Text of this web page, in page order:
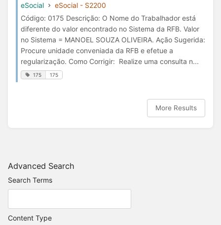
Advanced Search
Search Terms
Content Type
eSocial
eSocial - S2200
Código: 0175 Descrição: O Nome do Trabalhador está
diferente do valor encontrado no Sistema da RFB. Valor
no Sistema = MANOEL SOUZA OLIVEIRA. Ação Sugerida:
Procure unidade conveniada da RFB e efetue a
regularização. Como Corrigir: Realize uma consulta n...
175 175
More Results